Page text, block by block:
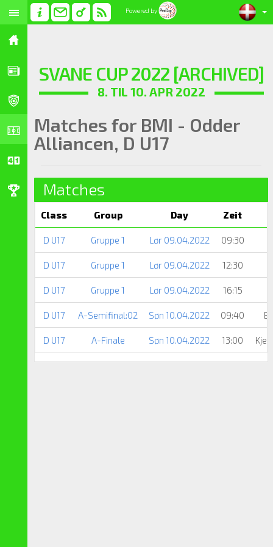
Powered by
SVANE CUP 2022 [ARCHIVED]
8. TIL 10. APR 2022
Matches for BMI - Odder
Alliancen, D U17
Matches
Class Group Day Zeit
D U17 Gruppe 1 Lør 09.04.2022 09:30
D U17 Gruppe 1 Lør 09.04.2022 12:30
D U17 Gruppe 1 Lør 09.04.2022 16:15
D U17 A-Semifinal:02 Søn 10.04.2022 09:40
D U17 A-Finale Søn 10.04.2022 13:00